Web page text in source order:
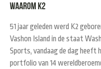
Waarom K2
51 jaar geleden werd K2
Vashon Island in de staat
Sports, vandaag de dag heeft
portfolio van 14